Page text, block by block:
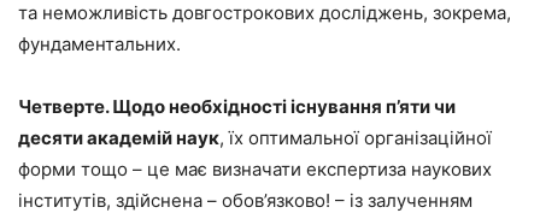
та неможливість довгострокових досліджень, зокрема,
фундаментальних.
Четверте. Щодо необхідності існування п’яти чи
десяти академій наук, їх оптимальної організаційної
форми тощо – це має визначати експертиза наукових
інститутів, здійснена – обов’язково! – із залученням